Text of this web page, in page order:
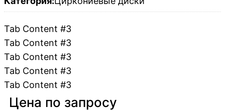
Tab Content #3
Tab Content #3
Tab Content #3
Tab Content #3
Tab Content #3
Цена по запросу